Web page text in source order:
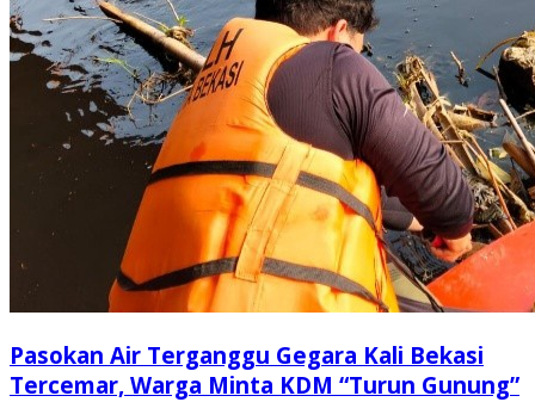
Pasokan Air Terganggu Gegara Kali Bekasi
Tercemar, Warga Minta KDM “Turun Gunung”